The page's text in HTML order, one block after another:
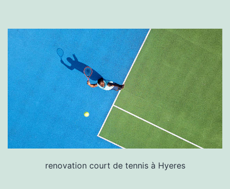
renovation court de tennis à Hyeres